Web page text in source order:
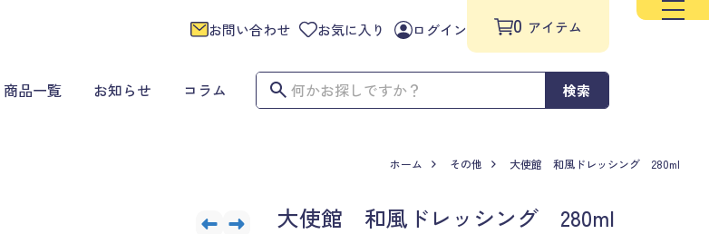
お問い合わせ お気に入り ログイン 0 アイテム
検索
商品一覧 お知らせ コラム
ホーム その他 大使館 和風ドレッシング 280ml
大使館 和風ドレッシング 280ml